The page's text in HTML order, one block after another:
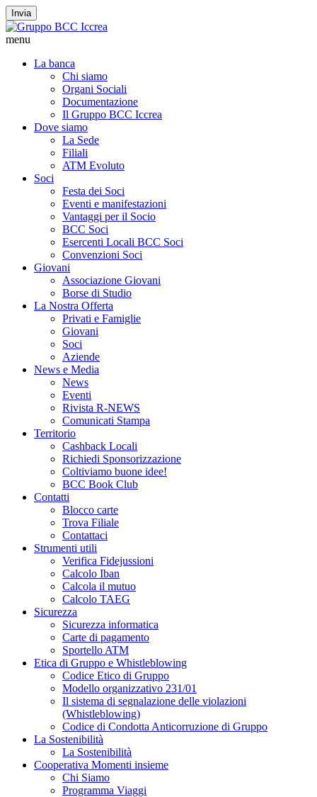
Invia
menu
La banca
Chi siamo
Organi Sociali
Documentazione
Il Gruppo BCC Iccrea
Dove siamo
La Sede
Filiali
ATM Evoluto
Soci
Festa dei Soci
Eventi e manifestazioni
Vantaggi per il Socio
BCC Soci
Esercenti Locali BCC Soci
Convenzioni Soci
Giovani
Associazione Giovani
Borse di Studio
La Nostra Offerta
Privati e Famiglie
Giovani
Soci
Aziende
News e Media
News
Eventi
Rivista R-NEWS
Comunicati Stampa
Territorio
Cashback Locali
Richiedi Sponsorizzazione
Coltiviamo buone idee!
BCC Book Club
Contatti
Blocco carte
Trova Filiale
Contattaci
Strumenti utili
Verifica Fidejussioni
Calcolo Iban
Calcola il mutuo
Calcolo TAEG
Sicurezza
Sicurezza informatica
Carte di pagamento
Sportello ATM
Etica di Gruppo e Whistleblowing
Codice Etico di Gruppo
Modello organizzativo 231/01
Il sistema di segnalazione delle violazioni
(Whistleblowing)
Codice di Condotta Anticorruzione di Gruppo
La Sostenibilità
La Sostenibilità
Cooperativa Momenti insieme
Chi Siamo
Programma Viaggi